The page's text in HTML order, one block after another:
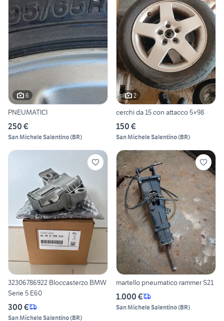
6
PNEUMATICI
250 €
San Michele Salentino(BR)
2
cerchi da 15 con attacco 5×98
150 €
San Michele Salentino(BR)
32306786922 Bloccasterzo BMW
Serie 5 E60
300 €
San Michele Salentino(BR)
martello pneumatico rammer S21
1.000 €
San Michele Salentino(BR)